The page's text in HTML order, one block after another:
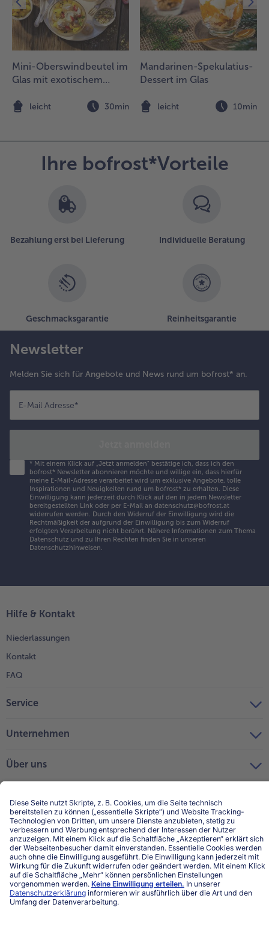
Mini-Oberswindbeutel im
Glas mit exotischem
leicht 30min
Mandarinen-Spekulatius-
Dessert im Glas
leicht 10min
Ihre bofrost*Vorteile
Bezahlung erst bei Lieferung Individuelle Beratung
Geschmacksgarantie Reinheitsgarantie
Newsletter
Melden Sie sich für Angebote und News rund um bofrost* an.
E-Mail Adresse*
* Mit einem Klick auf „Jetzt anmelden" bestätige ich, dass ich den
bofrost* Newsletter abonnieren möchte und willige ein, dass hierfür
meine E-Mail-Adresse verarbeitet wird um exklusive Angebote, tolle
Inspirationen und Neuigkeiten rund um bofrost* zu erhalten. Diese
Einwilligung kann jederzeit durch Klick auf den in jedem Newsletter
bereitgestellten Link oder per E-Mail an datenschutz@bofrost.at
widerrufen werden. Durch den Widerruf der Einwilligung wird die
Rechtmäßigkeit der aufgrund der Einwilligung bis zum Widerruf
erfolgten Verarbeitung nicht berührt. Nähere Informationen zum Thema
Datenschutz und zu Ihren Rechten finden Sie in unseren
Datenschutzhinweisen.
Hilfe & Kontakt
Niederlassungen
Kontakt
FAQ
Service
Unternehmen
Über uns